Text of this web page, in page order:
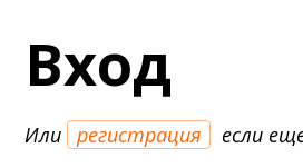
Валенсия — Сельта
25 августа (вт) в 21:00 (исп)
30 августа (вс) в 19:30 (исп)
Вход
Или регистрация если